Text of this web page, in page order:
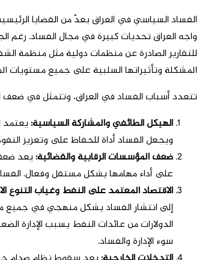
واجه العراق تحديات كبيرة في مجال الفساد. رغم
المشكلة وتأثيراتها السلبية على جميع مستويات
تتعدد أسباب الفساد في العراق، وتتمثل في ضعف
الهيكل الطائفي والمشاركة السياسية:يعتمد
ويجعل الفساد أداة للحفاظ على وتعزيز
ضعف المؤسسات الرقابية والقضائية:يعد
على أداء مهامها بشكل مستقل وفعال.
الاقتصاد المعتمد على النفط وغياب التنوع
إلى انتشار الفساد بشكل منهجي في جميع
سوء الإدارة والفساد.